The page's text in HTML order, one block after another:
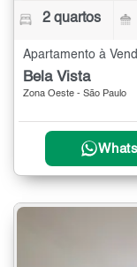
2 quartos
Apartamento à
Bela Vista
Zona Oeste - São Paulo